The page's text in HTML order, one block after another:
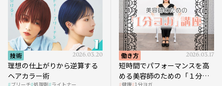
技術 2026.03.20
理想の仕上がりから逆算する
ヘアカラー術
ブリーチ 処理剤 ライトナー
働き方 2026.03.17
短時間でパフォーマンスを高
める美容師のための「１分ヨ
健康 1分ヨガ